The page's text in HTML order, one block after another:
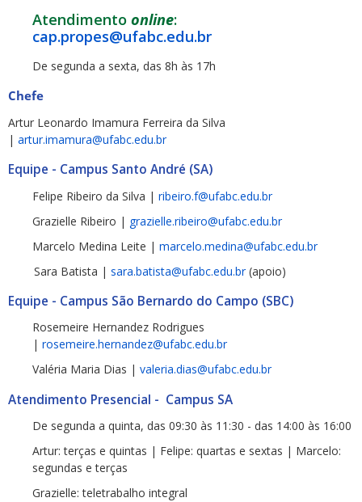
Atendimento online:
cap.propes@ufabc.edu.br
De segunda a sexta, das 8h às 17h
Chefe
Artur Leonardo Imamura Ferreira da Silva
| artur.imamura@ufabc.edu.br
Equipe - Campus Santo André (SA)
Felipe Ribeiro da Silva | ribeiro.f@ufabc.edu.br
Grazielle Ribeiro | grazielle.ribeiro@ufabc.edu.br
Marcelo Medina Leite | marcelo.medina@ufabc.edu.br
Sara Batista | sara.batista@ufabc.edu.br(apoio)
Equipe - Campus São Bernardo do Campo (SBC)
Rosemeire Hernandez Rodrigues
| rosemeire.hernandez@ufabc.edu.br
Valéria Maria Dias | valeria.dias@ufabc.edu.br
Atendimento Presencial - Campus SA
De segunda a quinta, das 09:30 às 11:30 - das 14:00 às 16:00
Artur: terças e quintas | Felipe: quartas e sextas | Marcelo:
segundas e terças
Grazielle: teletrabalho integral